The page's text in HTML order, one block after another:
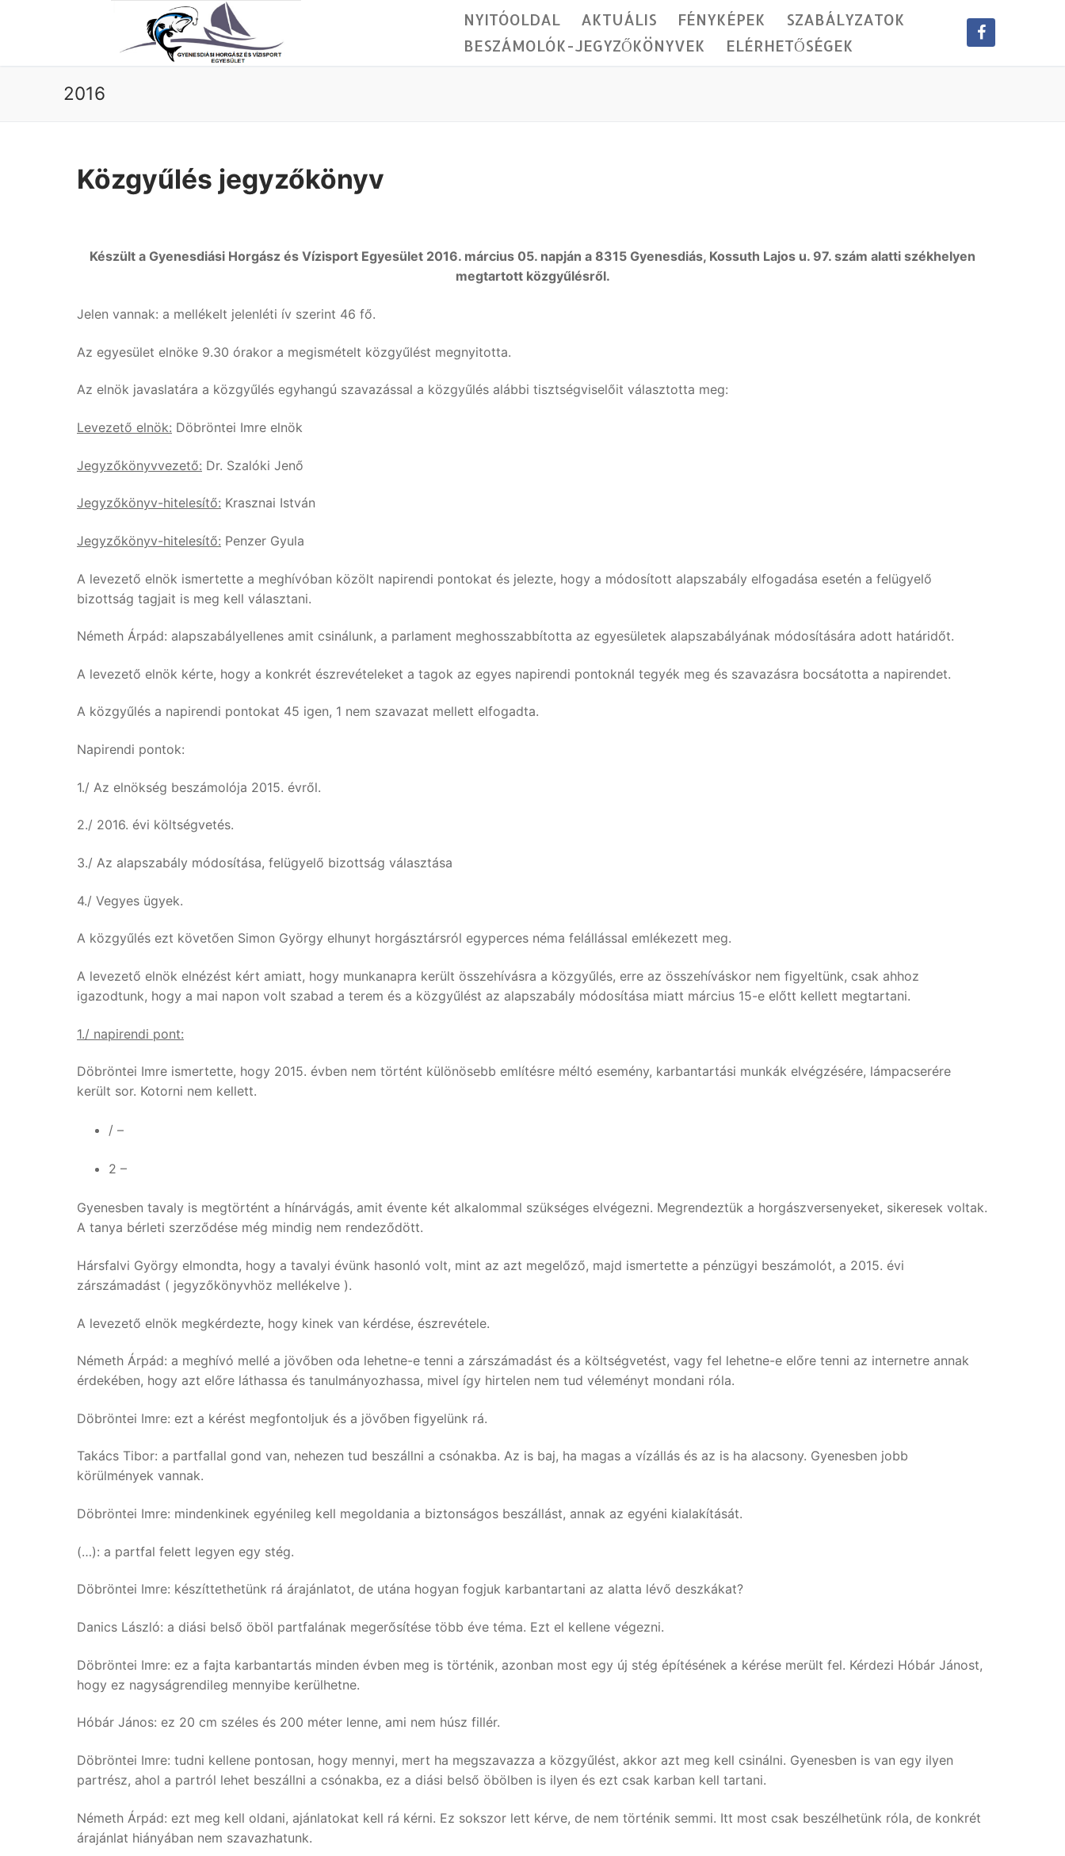
NYITÓOLDAL AKTUÁLIS FÉNYKÉPEK
SZABÁLYZATOK
BESZÁMOLÓK-JEGYZŐKÖNYVEK
ELÉRHETŐSÉGEK
Nyitóoldal
Szabályzatok
Beszámolók-Jegyzőkönyvek
Elérhetőségek
2016
Közgyűlés jegyzőkönyv
Készült a Gyenesdiási Horgász és Vízisport Egyesület 2016. március 05. napján a 8315 Gyenesdiás, Kossuth Lajos u. 97. szám alatti székhelyen
megtartott közgyűlésről.
Jelen vannak: a mellékelt jelenléti ív szerint 46 fő.
Az egyesület elnöke 9.30 órakor a megismételt közgyűlést megnyitotta.
Az elnök javaslatára a közgyűlés egyhangú szavazással a közgyűlés alábbi tisztségviselőit választotta meg:
Levezető elnök: Döbröntei Imre elnök
Jegyzőkönyvvezető: Dr. Szalóki Jenő
Jegyzőkönyv-hitelesítő: Krasznai István
Jegyzőkönyv-hitelesítő: Penzer Gyula
A levezető elnök ismertette a meghívóban közölt napirendi pontokat és jelezte, hogy a módosított alapszabály elfogadása esetén a felügyelő
bizottság tagjait is meg kell választani.
Németh Árpád: alapszabályellenes amit csinálunk, a parlament meghosszabbította az egyesületek alapszabályának módosítására adott határidőt.
A levezető elnök kérte, hogy a konkrét észrevételeket a tagok az egyes napirendi pontoknál tegyék meg és szavazásra bocsátotta a napirendet.
A közgyűlés a napirendi pontokat 45 igen, 1 nem szavazat mellett elfogadta.
Napirendi pontok:
1./ Az elnökség beszámolója 2015. évről.
2./ 2016. évi költségvetés.
3./ Az alapszabály módosítása, felügyelő bizottság választása
4./ Vegyes ügyek.
A közgyűlés ezt követően Simon György elhunyt horgásztársról egyperces néma felállással emlékezett meg.
A levezető elnök elnézést kért amiatt, hogy munkanapra került összehívásra a közgyűlés, erre az összehíváskor nem figyeltünk, csak ahhoz
igazodtunk, hogy a mai napon volt szabad a terem és a közgyűlést az alapszabály módosítása miatt március 15-e előtt kellett megtartani.
1./ napirendi pont:
Döbröntei Imre ismertette, hogy 2015. évben nem történt különösebb említésre méltó esemény, karbantartási munkák elvégzésére, lámpacserére
került sor. Kotorni nem kellett.
/ –
2 –
Gyenesben tavaly is megtörtént a hínárvágás, amit évente két alkalommal szükséges elvégezni. Megrendeztük a horgászversenyeket, sikeresek voltak.
A tanya bérleti szerződése még mindig nem rendeződött.
Hársfalvi György elmondta, hogy a tavalyi évünk hasonló volt, mint az azt megelőző, majd ismertette a pénzügyi beszámolót, a 2015. évi
zárszámadást ( jegyzőkönyvhöz mellékelve ).
A levezető elnök megkérdezte, hogy kinek van kérdése, észrevétele.
Németh Árpád: a meghívó mellé a jövőben oda lehetne-e tenni a zárszámadást és a költségvetést, vagy fel lehetne-e előre tenni az internetre annak
érdekében, hogy azt előre láthassa és tanulmányozhassa, mivel így hirtelen nem tud véleményt mondani róla.
Döbröntei Imre: ezt a kérést megfontoljuk és a jövőben figyelünk rá.
Takács Tibor: a partfallal gond van, nehezen tud beszállni a csónakba. Az is baj, ha magas a vízállás és az is ha alacsony. Gyenesben jobb
körülmények vannak.
Döbröntei Imre: mindenkinek egyénileg kell megoldania a biztonságos beszállást, annak az egyéni kialakítását.
(…): a partfal felett legyen egy stég.
Döbröntei Imre: készíttethetünk rá árajánlatot, de utána hogyan fogjuk karbantartani az alatta lévő deszkákat?
Danics László: a diási belső öböl partfalának megerősítése több éve téma. Ezt el kellene végezni.
Döbröntei Imre: ez a fajta karbantartás minden évben meg is történik, azonban most egy új stég építésének a kérése merült fel. Kérdezi Hóbár Jánost,
hogy ez nagyságrendileg mennyibe kerülhetne.
Hóbár János: ez 20 cm széles és 200 méter lenne, ami nem húsz fillér.
Döbröntei Imre: tudni kellene pontosan, hogy mennyi, mert ha megszavazza a közgyűlést, akkor azt meg kell csinálni. Gyenesben is van egy ilyen
partrész, ahol a partról lehet beszállni a csónakba, ez a diási belső öbölben is ilyen és ezt csak karban kell tartani.
Németh Árpád: ezt meg kell oldani, ajánlatokat kell rá kérni. Ez sokszor lett kérve, de nem történik semmi. Itt most csak beszélhetünk róla, de konkrét
árajánlat hiányában nem szavazhatunk.